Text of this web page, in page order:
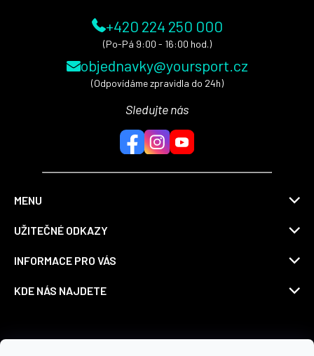
+420 224 250 000
(Po-Pá 9:00 - 16:00 hod.)
objednavky@yoursport.cz
(Odpovídáme zpravidla do 24h)
Sledujte nás
MENU
UŽITEČNÉ ODKAZY
INFORMACE PRO VÁS
KDE NÁS NAJDETE